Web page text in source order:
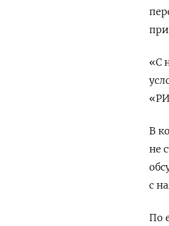
«С
В
не
с
По